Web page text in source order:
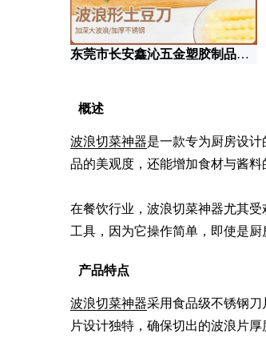
东莞市长安鑫沁五金塑胶制品厂(个体工商户)
概述
波浪切菜神器是一款专为厨房设
品的美观度，还能增加食材与酱料
在餐饮行业，波浪切菜神器尤其
工具，因为它操作简单，即使是厨
产品特点
波浪切菜神器采用食品级不锈钢
片设计独特，确保切出的波浪片厚